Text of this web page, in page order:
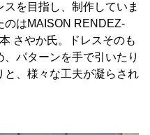
を目指し、制作していま
のはMAISON RENDEZ-
さやか氏。ドレスそのも
パターンを手で引いたり
、様々な工夫が凝らされ